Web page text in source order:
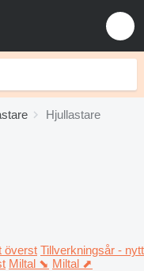
Hjullastare
överst Tillverkningsår - nytt
Miltal ⬊ Miltal ⬈